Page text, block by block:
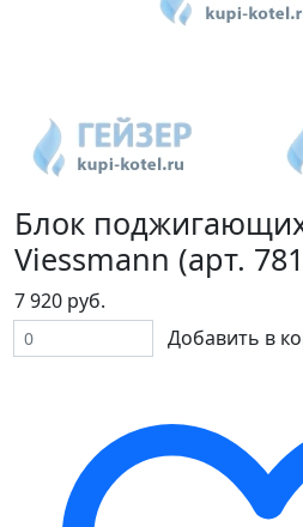
Блок
Viessmann (арт.
7 920 руб.
Добавить в